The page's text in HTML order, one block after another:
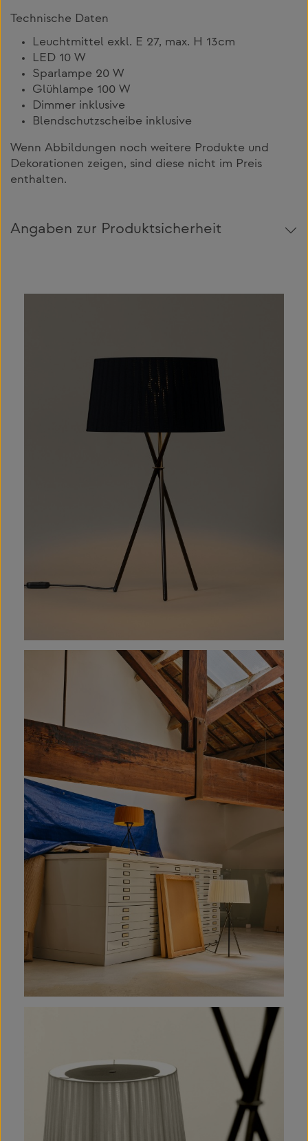
Technische Daten
Leuchtmittel exkl. E 27, max. H 13cm
LED 10 W
Sparlampe 20 W
Glühlampe 100 W
Dimmer inklusive
Blendschutzscheibe inklusive
Wenn Abbildungen noch weitere Produkte und
Dekorationen zeigen, sind diese nicht im Preis
enthalten.
Angaben zur Produktsicherheit